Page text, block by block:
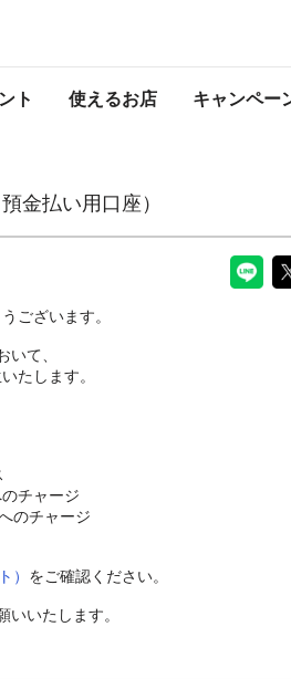
ト 使えるお店 キャンペー
PayPayからのお
金払い用口座）
ございます。
て、
たします。
チャージ
のチャージ
） をご確認ください。
いたします。